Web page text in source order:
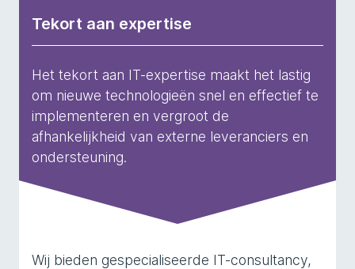
Tekort aan expertise
Het tekort aan IT-expertise maakt het lastig
om nieuwe technologieën snel en effectief te
implementeren en vergroot de
afhankelijkheid van externe leveranciers en
ondersteuning.
Wij bieden gespecialiseerde IT-consultancy,